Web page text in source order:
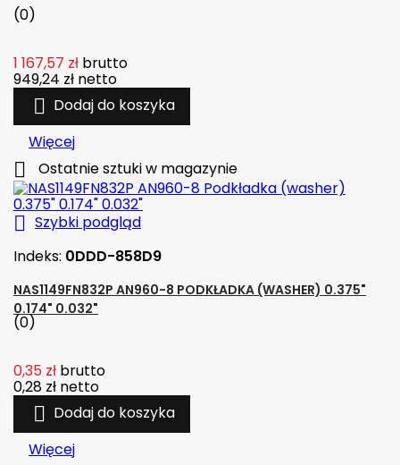
(0)
1 167,57 zł brutto
949,24 zł netto
 Dodaj do koszyka
Więcej
 Ostatnie sztuki w magazynie
 Szybki podgląd
Indeks: 0DDD-858D9
NAS1149FN832P AN960-8 PODKŁADKA (WASHER) 0.375"
0.174" 0.032"
(0)
0,35 zł brutto
0,28 zł netto
 Dodaj do koszyka
Więcej